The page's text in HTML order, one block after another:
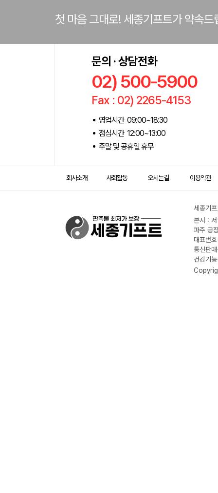
첫 마음 그대로! 세종기프트가 약속드
문의 · 상담전화
02) 500-5900
Fax : 02) 2265-4153
영업시간 09:00~18:30
점심시간 12:00~13:00
주말 및 공휴일 휴무
회사소개 사회활동 오시는길 이용약관
세종기
본사 :
파주 공
대표번
통신판
건강기